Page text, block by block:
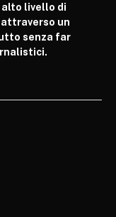
livello di
un
senza far